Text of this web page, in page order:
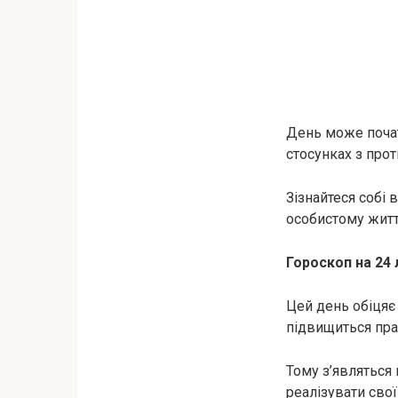
День може
стосунках з
Зізнайтеся
особистому
Гороскоп на 24
Цей день обіцяє
підвищиться
Тому
реалізувати